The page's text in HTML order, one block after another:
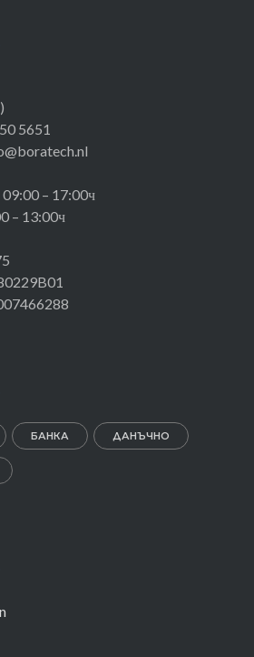
5651
09:00 – 17:00ч
– 13:00ч
БАНКА ДАНЪЧНО